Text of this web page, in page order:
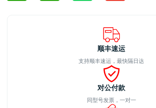
顺丰速运
支持顺丰速运，最快隔日达
对公付款
同型号发票，一对一